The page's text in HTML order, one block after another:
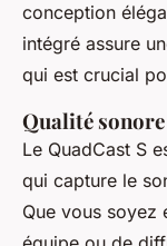
conception
intégré assure
qui est crucial
Qualité
Le QuadCast S
qui capture le
Que vous soyez